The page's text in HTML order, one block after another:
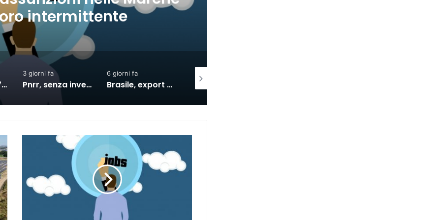
a 9 miliardi
Pnrr, senza investimenti al Sud nel 2027 la crescita si dimezzerà
6 giorni fa
Brasile, export verso l’Ue in crescita dall’accordo con il Mercosur
2 giorni fa
SACE e Simest, la collaborazione per l’export dà risultati positivi